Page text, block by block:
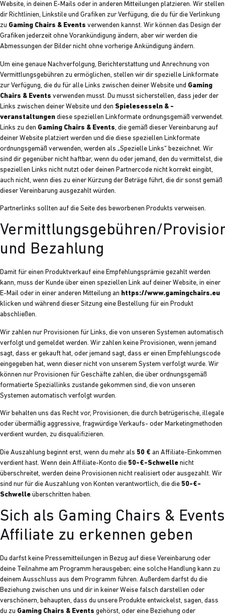
Website, in deinen E-Mails oder in anderen Mitteilungen platzieren. Wir stellen
dir Richtlinien, Linkstile und Grafiken zur Verfügung, die du für die Verlinkung
zu Gaming Chairs & Events verwenden kannst. Wir können das Design der
Grafiken jederzeit ohne Vorankündigung ändern, aber wir werden die
Abmessungen der Bilder nicht ohne vorherige Ankündigung ändern.
Um eine genaue Nachverfolgung, Berichterstattung und Anrechnung von
Vermittlungsgebühren zu ermöglichen, stellen wir dir spezielle Linkformate
zur Verfügung, die du für alle Links zwischen deiner Website und Gaming
Chairs & Events verwenden musst. Du musst sicherstellen, dass jeder der
Links zwischen deiner Website und den Spielesesseln & -
veranstaltungen diese speziellen Linkformate ordnungsgemäß verwendet.
Links zu den Gaming Chairs & Events, die gemäß dieser Vereinbarung auf
deiner Website platziert werden und die diese speziellen Linkformate
ordnungsgemäß verwenden, werden als „Spezielle Links“ bezeichnet. Wir
sind dir gegenüber nicht haftbar, wenn du oder jemand, den du vermittelst, die
speziellen Links nicht nutzt oder deinen Partnercode nicht korrekt eingibt,
auch nicht, wenn dies zu einer Kürzung der Beträge führt, die dir sonst gemäß
dieser Vereinbarung ausgezahlt würden.
Partnerlinks sollten auf die Seite des beworbenen Produkts verweisen.
Vermittlungsgebühren/
und Bezahlung
Damit für einen Produktverkauf eine Empfehlungsprämie gezahlt werden
kann, muss der Kunde über einen speziellen Link auf deiner Website, in einer
E-Mail oder in einer anderen Mitteilung an https://www.gamingchairs.eu
klicken und während dieser Sitzung eine Bestellung für ein Produkt
abschließen.
Wir zahlen nur Provisionen für Links, die von unseren Systemen automatisch
verfolgt und gemeldet werden. Wir zahlen keine Provisionen, wenn jemand
sagt, dass er gekauft hat, oder jemand sagt, dass er einen Empfehlungscode
eingegeben hat, wenn dieser nicht von unserem System verfolgt wurde. Wir
können nur Provisionen für Geschäfte zahlen, die über ordnungsgemäß
formatierte Speziallinks zustande gekommen sind, die von unseren
Systemen automatisch verfolgt wurden.
Wir behalten uns das Recht vor, Provisionen, die durch betrügerische, illegale
oder übermäßig aggressive, fragwürdige Verkaufs- oder Marketingmethoden
verdient wurden, zu disqualifizieren.
Die Auszahlung beginnt erst, wenn du mehr als 50 € an Affiliate-Einkommen
verdient hast. Wenn dein Affiliate-Konto die 50-€-Schwelle nicht
überschreitet, werden deine Provisionen nicht realisiert oder ausgezahlt. Wir
sind nur für die Auszahlung von Konten verantwortlich, die die 50-€-
Schwelle überschritten haben.
Sich als Gaming Chairs & Events
Affiliate zu erkennen geben
Du darfst keine Pressemitteilungen in Bezug auf diese Vereinbarung oder
deine Teilnahme am Programm herausgeben; eine solche Handlung kann zu
deinem Ausschluss aus dem Programm führen. Außerdem darfst du die
Beziehung zwischen uns und dir in keiner Weise falsch darstellen oder
verschönern, behaupten, dass du unsere Produkte entwickelst, sagen, dass
du zu Gaming Chairs & Events gehörst, oder eine Beziehung oder